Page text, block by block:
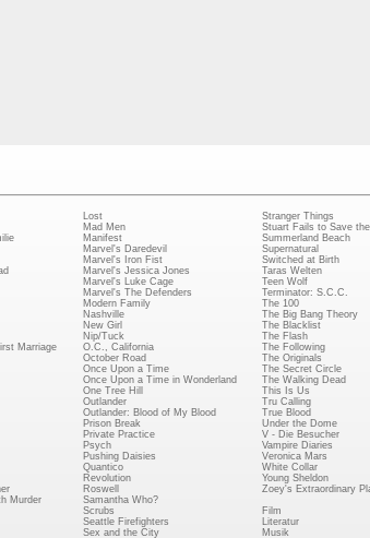
Marriage
Murder
Lost
Mad Men
Manifest
Marvel's Daredevil
Marvel's Iron Fist
Marvel's Jessica Jones
Marvel's Luke Cage
Marvel's The Defenders
Modern Family
Nashville
New Girl
Nip/Tuck
O.C., California
October Road
Once Upon a Time
Once Upon a Time in Wonderland
One Tree Hill
Outlander
Outlander: Blood of My Blood
Prison Break
Private Practice
Psych
Pushing Daisies
Quantico
Revolution
Roswell
Samantha Who?
Scrubs
Seattle Firefighters
Sex and the City
Stranger Things
Stuart Fails to Save
Summerland Beach
Supernatural
Switched at Birth
Taras Welten
Teen Wolf
Terminator: S.C.C.
The 100
The Big Bang Theory
The Blacklist
The Flash
The Following
The Originals
The Secret Circle
The Walking Dead
This Is Us
Tru Calling
True Blood
Under the Dome
V - Die Besucher
Vampire Diaries
Veronica Mars
White Collar
Young Sheldon
Zoey's Extraordinary
Film
Literatur
Musik